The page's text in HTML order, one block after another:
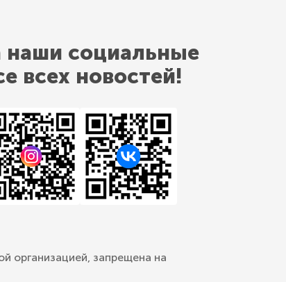
наши социальные
всех новостей!
организацией, запрещена на